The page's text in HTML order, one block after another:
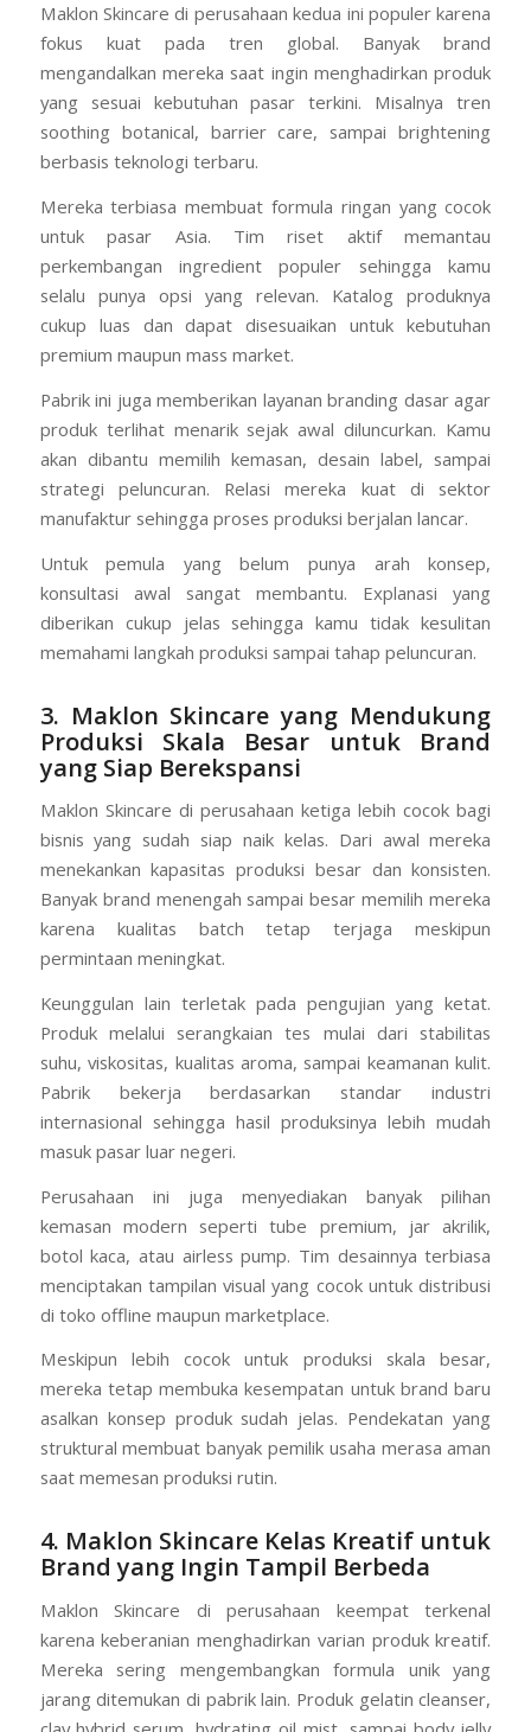
Maklon Skincare di perusahaan kedua ini populer karena
fokus kuat pada tren global. Banyak brand
mengandalkan mereka saat ingin menghadirkan produk
yang sesuai kebutuhan pasar terkini. Misalnya tren
soothing botanical, barrier care, sampai brightening
berbasis teknologi terbaru.
Mereka terbiasa membuat formula ringan yang cocok
untuk pasar Asia. Tim riset aktif memantau
perkembangan ingredient populer sehingga kamu
selalu punya opsi yang relevan. Katalog produknya
cukup luas dan dapat disesuaikan untuk kebutuhan
premium maupun mass market.
Pabrik ini juga memberikan layanan branding dasar agar
produk terlihat menarik sejak awal diluncurkan. Kamu
akan dibantu memilih kemasan, desain label, sampai
strategi peluncuran. Relasi mereka kuat di sektor
manufaktur sehingga proses produksi berjalan lancar.
Untuk pemula yang belum punya arah konsep,
konsultasi awal sangat membantu. Explanasi yang
diberikan cukup jelas sehingga kamu tidak kesulitan
memahami langkah produksi sampai tahap peluncuran.
3. Maklon Skincare yang Mendukung
Produksi Skala Besar untuk Brand
yang Siap Berekspansi
Maklon Skincare di perusahaan ketiga lebih cocok bagi
bisnis yang sudah siap naik kelas. Dari awal mereka
menekankan kapasitas produksi besar dan konsisten.
Banyak brand menengah sampai besar memilih mereka
karena kualitas batch tetap terjaga meskipun
permintaan meningkat.
Keunggulan lain terletak pada pengujian yang ketat.
Produk melalui serangkaian tes mulai dari stabilitas
suhu, viskositas, kualitas aroma, sampai keamanan kulit.
Pabrik bekerja berdasarkan standar industri
internasional sehingga hasil produksinya lebih mudah
masuk pasar luar negeri.
Perusahaan ini juga menyediakan banyak pilihan
kemasan modern seperti tube premium, jar akrilik,
botol kaca, atau airless pump. Tim desainnya terbiasa
menciptakan tampilan visual yang cocok untuk distribusi
di toko offline maupun marketplace.
Meskipun lebih cocok untuk produksi skala besar,
mereka tetap membuka kesempatan untuk brand baru
asalkan konsep produk sudah jelas. Pendekatan yang
struktural membuat banyak pemilik usaha merasa aman
saat memesan produksi rutin.
4. Maklon Skincare Kelas Kreatif untuk
Brand yang Ingin Tampil Berbeda
Maklon Skincare di perusahaan keempat terkenal
karena keberanian menghadirkan varian produk kreatif.
Mereka sering mengembangkan formula unik yang
jarang ditemukan di pabrik lain. Produk gelatin cleanser,